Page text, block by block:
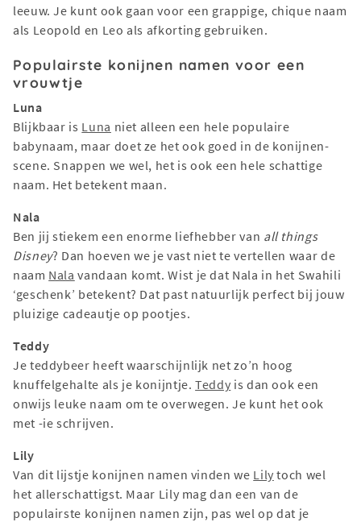
leeuw. Je kunt ook gaan voor een grappige, chique naam
als Leopold en Leo als afkorting gebruiken.
Populairste konijnen namen voor een
vrouwtje
Luna
Blijkbaar is Luna niet alleen een hele populaire
babynaam, maar doet ze het ook goed in de konijnen-
scene. Snappen we wel, het is ook een hele schattige
naam. Het betekent maan.
Nala
Ben jij stiekem een enorme liefhebber van all things
Disney? Dan hoeven we je vast niet te vertellen waar de
naam Nala vandaan komt. Wist je dat Nala in het Swahili
‘geschenk’ betekent? Dat past natuurlijk perfect bij jouw
pluizige cadeautje op pootjes.
Teddy
Je teddybeer heeft waarschijnlijk net zo’n hoog
knuffelgehalte als je konijntje.Teddy is dan ook een
onwijs leuke naam om te overwegen. Je kunt het ook
met -ie schrijven.
Lily
Van dit lijstje konijnen namen vinden we Lily toch wel
het allerschattigst. Maar Lily mag dan een van de
populairste konijnen namen zijn, pas wel op dat je